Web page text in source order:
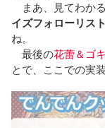
まあ、見てわかる
イズフォローリスト
ね。
最後の花蕾＆ゴ
とで、ここでの実